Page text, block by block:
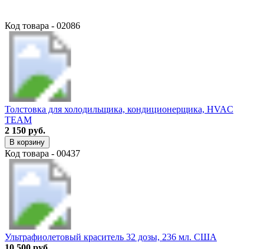
Код товара - 02086
Толстовка для холодильщика, кондиционерщика, HVAC
TEAM
2 150 руб.
В корзину
Код товара - 00437
Ультрафиолетовый краситель 32 дозы, 236 мл. США